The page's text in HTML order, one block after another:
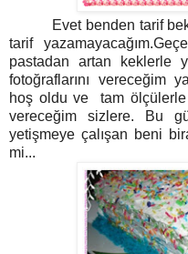
Evet benden tarif
tarif
pastadan artan keklerle
fotoğraflarını vereceğim
hoş oldu ve tam ölçülerle
vereceğim sizlere. Bu
yetişmeye çalışan beni
mi...